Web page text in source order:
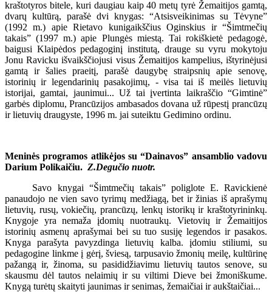
kraštotyros bitele, kuri daugiau kaip 40 metų tyrė Žemaitijos gamtą,
dvarų kultūrą, parašė dvi knygas: “Atsisveikinimas su Tėvyne”
(1992 m.) apie Rietavo kunigaikščius Oginskius ir “Šimtmečių
takais” (1997 m.) apie Plungės miestą. Tai rokiškietė pedagogė,
baigusi Klaipėdos pedagoginį institutą, drauge su vyru mokytoju
Jonu Ravicku išvaikščiojusi visus Žemaitijos kampelius, ištyrinėjusi
gamtą ir šalies praeitį, parašė daugybę straipsnių apie senovę,
istorinių ir legendarinių pasakojimų, - visa tai iš meilės lietuvių
istorijai, gamtai, jaunimui... Už tai įvertinta laikraščio “Gimtinė”
garbės diplomu, Prancūzijos ambasados dovana už rūpestį prancūzų
ir lietuvių draugyste, 1996 m. jai suteiktu Gedimino ordinu.
Meninės programos atlikėjos su “Dainavos” ansamblio vadovu
Darium Polikaičiu. Z.Degučio nuotr.
Savo knygai “Šimtmečių takais” poliglote E. Ravickienė
panaudojo ne vien savo tyrimų medžiagą, bet ir žinias iš aprašymų
lietuvių, rusų, vokiečių, prancūzų, lenkų istorikų ir kraštotyrininkų.
Knygoje yra nemaža įdomių nuotraukų. Vietovių ir Žemaitijos
istorinių asmenų aprašymai bei su tuo susiję legendos ir pasakos.
Knyga parašyta pavyzdinga lietuvių kalba. įdomiu stiliumi, su
pedagogine linkme į gėrį, šviesą, tarpusavio žmonių meilę, kultūrinę
pažangą ir, žinoma, su pasididžiavimu lietuvių tautos senove, su
skausmu dėl tautos nelaimių ir su viltimi Dieve bei žmoniškume.
Knygą turėtų skaityti jaunimas ir senimas, žemaičiai ir aukštaičiai...